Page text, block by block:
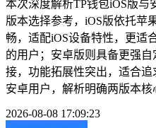
本次深度解析TP钱包iOS版
版本选择参考，iOS版依托苹
畅，适配iOS设备特性，更适
的用户；安卓版则具备更强
接，功能拓展性突出，适合
安卓用户，解析明确两版本核
2026-08-08 17:09:23